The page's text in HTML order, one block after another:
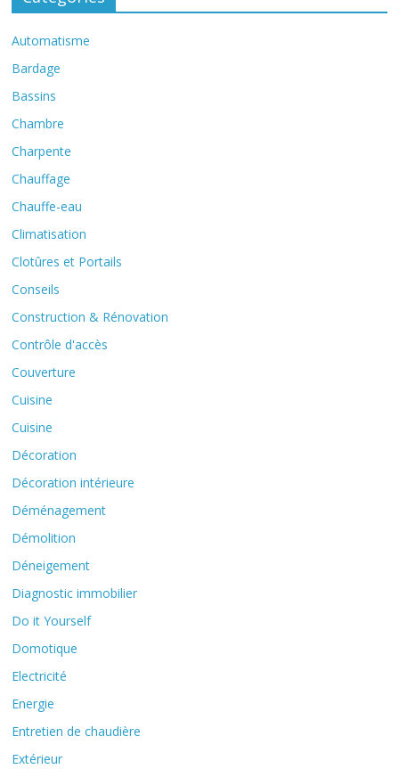
Automatisme
Bardage
Bassins
Chambre
Charpente
Chauffage
Chauffe-eau
Climatisation
Clotûres et Portails
Conseils
Construction & Rénovation
Contrôle d'accès
Couverture
Cuisine
Cuisine
Décoration
Décoration intérieure
Déménagement
Démolition
Déneigement
Diagnostic immobilier
Do it Yourself
Domotique
Electricité
Energie
Entretien de chaudière
Extérieur